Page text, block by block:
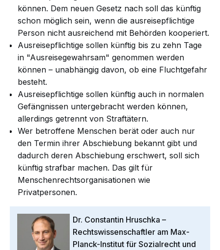
können. Dem neuen Gesetz nach soll das künftig
schon möglich sein, wenn die ausreisepflichtige
Person nicht ausreichend mit Behörden kooperiert.
Ausreisepflichtige sollen künftig bis zu zehn Tage
in "Ausreisegewahrsam" genommen werden
können – unabhängig davon, ob eine Fluchtgefahr
besteht.
Ausreisepflichtige sollen künftig auch in normalen
Gefängnissen untergebracht werden können,
allerdings getrennt von Straftätern.
Wer betroffene Menschen berät oder auch nur
den Termin ihrer Abschiebung bekannt gibt und
dadurch deren Abschiebung erschwert, soll sich
künftig strafbar machen. Das gilt für
Menschenrechtsorganisationen wie
Privatpersonen.
Dr. Constantin Hruschka –
Rechtswissenschaftler am Max-
Planck-Institut für Sozialrecht und